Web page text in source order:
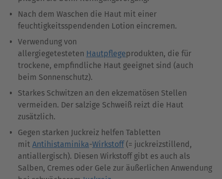
Nach dem Waschen die Haut mit einer
feuchtigkeitsspendenden Lotion eincremen.
Verwendung von
allergiegetesteten Hautpflegeprodukten, die für
trockene, empfindliche Haut geeignet sind (auch
beim Sonnenschutz).
Starkes Schwitzen an den ekzematösen Stellen
vermeiden. Der salzige Schweiß reizt die Haut
zusätzlich.
Gegen starken Juckreiz helfen Tabletten
mit Antihistaminika-Wirkstoff(= juckreizstillend,
antiallergisch). Diesen Wirkstoff gibt es auch als
Salben, Cremes oder Gele zur äußerlichen Anwendung